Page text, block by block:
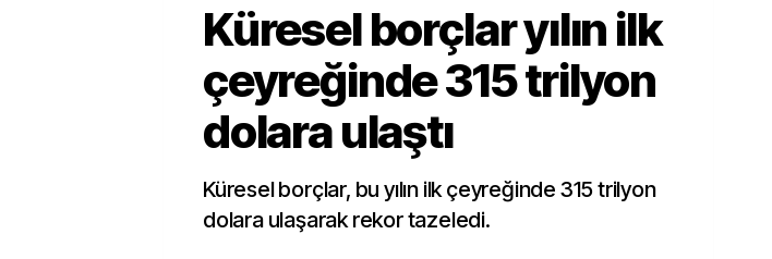
Küresel borçlar yılın ilk
çeyreğinde 315 trilyon
dolara ulaştı
Küresel borçlar, bu yılın ilk çeyreğinde 315 trilyon
dolara ulaşarak rekor tazeledi.